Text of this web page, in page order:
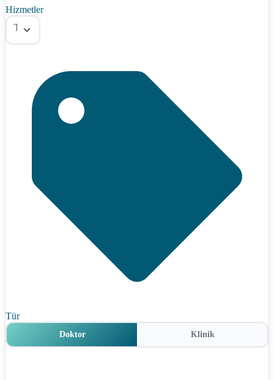
Hizmetler
Tümü
Tür
Doktor Klinik